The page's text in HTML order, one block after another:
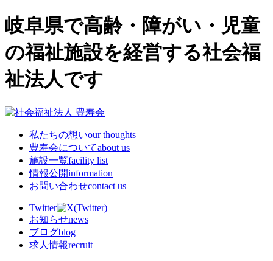
岐阜県で高齢・障がい・児童
の福祉施設を経営する社会福
祉法人です
私たちの想いour thoughts
豊寿会についてabout us
施設一覧facility list
情報公開information
お問い合わせcontact us
Twitter
お知らせnews
ブログblog
求人情報recruit